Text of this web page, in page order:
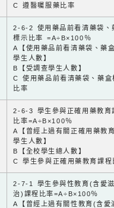
C 遵醫囑服藥比率
2-6-2 使用藥品前看清藥袋、
標示比率 =A÷B×100％
A【使用藥品前看清藥袋、藥
學生人數】
B【受調查學生人數】
C 使用藥品前看清藥袋、藥盒
比率
2-6-3 學生參與正確用藥教育
比率=A÷B×100％
A【曾經上過有關正確用藥教
學生人數】
B【全校學生總人數】
C 學生參與正確用藥教育課程
2-7-1 學生參與性教育(含愛
治)課程比率=A÷B×100％
A【曾經上過有關性教育(含愛